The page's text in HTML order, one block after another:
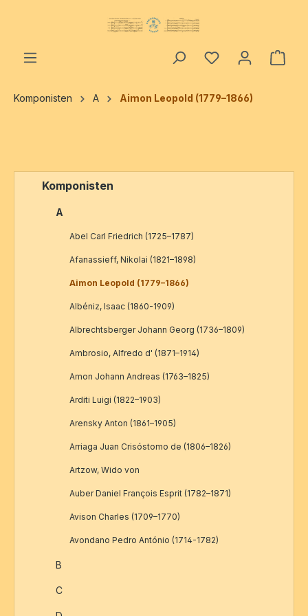
Komponisten A Aimon Leopold (1779–1866)
Komponisten
A
Abel Carl Friedrich (1725–1787)
Afanassieff, Nikolai (1821–1898)
Aimon Leopold (1779–1866)
Albéniz, Isaac (1860-1909)
Albrechtsberger Johann Georg (1736–1809)
Ambrosio, Alfredo d' (1871–1914)
Amon Johann Andreas (1763–1825)
Arditi Luigi (1822–1903)
Arensky Anton (1861–1905)
Arriaga Juan Crisóstomo de (1806–1826)
Artzow, Wido von
Auber Daniel François Esprit (1782–1871)
Avison Charles (1709–1770)
Avondano Pedro António (1714-1782)
B
C